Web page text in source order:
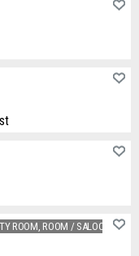
ROOM, ROOM / SALOON